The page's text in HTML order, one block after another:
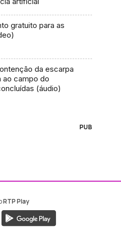
gratuito para as
da escarpa
ao campo do
(áudio)
PUB
RTP Play